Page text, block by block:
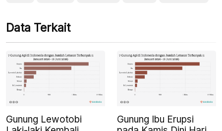
Data Terkait
Gunung Lewotobi
Gunung Ibu Erupsi